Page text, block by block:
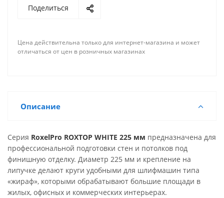
Поделиться
Цена действительна только для интернет-магазина и может
отличаться от цен в розничных магазинах
Описание
Серия RoxelPro ROXTOP WHITE 225 мм предназначена для
профессиональной подготовки стен и потолков под
финишную отделку. Диаметр 225 мм и крепление на
липучке делают круги удобными для шлифмашин типа
«жираф», которыми обрабатывают большие площади в
жилых, офисных и коммерческих интерьерах.